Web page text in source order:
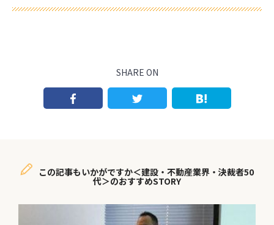
SHARE ON
この記事もいかがですか＜建設・不動産業界・決裁者50
代＞のおすすめSTORY